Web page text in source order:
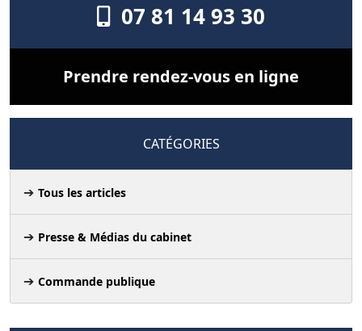
07 81 14 93 30
Prendre rendez-vous en ligne
CATÉGORIES
Tous les articles
Presse & Médias du cabinet
Commande publique